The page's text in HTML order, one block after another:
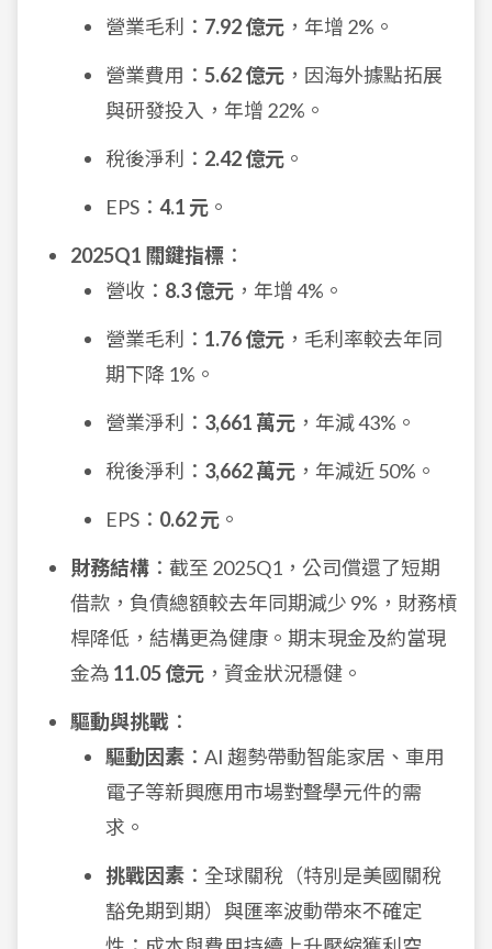
營業毛利： 7.92 億元 ，年增 2%。
營業費用： 5.62 億元 ，因海外據點拓展
與研發投入，年增 22%。
稅後淨利： 2.42 億元 。
EPS： 4.1 元 。
2025Q1 關鍵指標 ：
營收： 8.3 億元 ，年增 4%。
營業毛利： 1.76 億元 ，毛利率較去年同
期下降 1%。
營業淨利： 3,661 萬元 ，年減 43%。
稅後淨利： 3,662 萬元 ，年減近 50%。
EPS： 0.62 元 。
財務結構 ：截至 2025Q1，公司償還了短期
借款，負債總額較去年同期減少 9%，財務槓
桿降低，結構更為健康。期末現金及約當現
金為 11.05 億元 ，資金狀況穩健。
驅動與挑戰 ：
驅動因素 ：AI 趨勢帶動智能家居、車用
電子等新興應用市場對聲學元件的需
求。
挑戰因素 ：全球關稅（特別是美國關稅
豁免期到期）與匯率波動帶來不確定